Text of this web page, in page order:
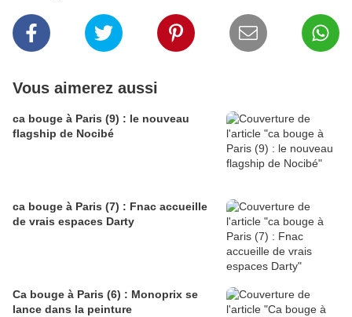
Vous aimerez aussi
ca bouge à Paris (9) : le nouveau
flagship de Nocibé
ca bouge à Paris (7) : Fnac accueille
de vrais espaces Darty
Ca bouge à Paris (6) : Monoprix se
lance dans la peinture